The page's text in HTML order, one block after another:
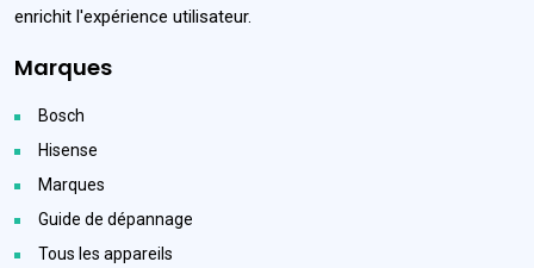
enrichit l'expérience utilisateur.
Marques
Bosch
Hisense
Marques
Guide de dépannage
Tous les appareils